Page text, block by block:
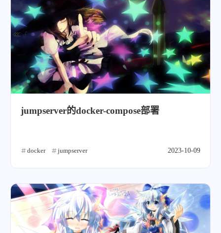
jumpserver的docker-compose部署
docker jumpserver 2023-10-09